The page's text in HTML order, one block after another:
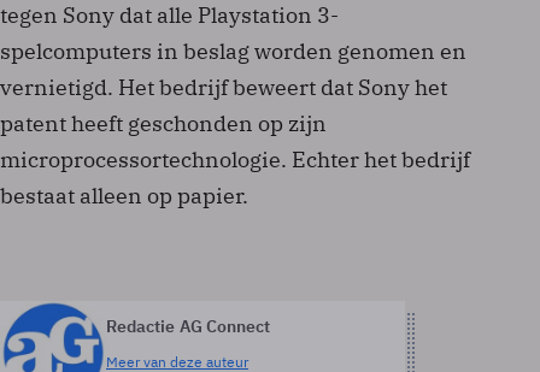
tegen Sony dat alle Playstation 3-
spelcomputers in beslag worden genomen en
vernietigd. Het bedrijf beweert dat Sony het
patent heeft geschonden op zijn
microprocessortechnologie. Echter het bedrijf
bestaat alleen op papier.
Redactie AG Connect
Meer van deze auteur